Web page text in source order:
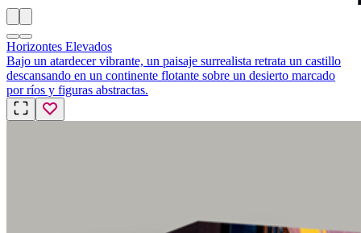
Horizontes Elevados
Bajo un atardecer vibrante, un paisaje surrealista retrata un castillo
descansando en un continente flotante sobre un desierto marcado
por ríos y figuras abstractas.